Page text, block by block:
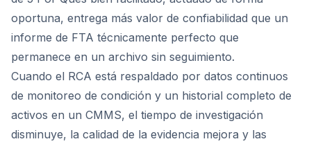
oportuna, entrega más valor de confiabilidad que un
informe de FTA técnicamente perfecto que
permanece en un archivo sin seguimiento.
Cuando el RCA está respaldado por datos continuos
de monitoreo de condición y un historial completo de
activos en un CMMS, el tiempo de investigación
disminuye, la calidad de la evidencia mejora y las